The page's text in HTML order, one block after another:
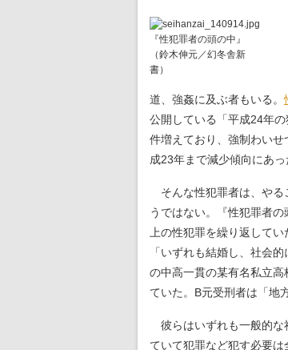
『性犯罪者の頭の中』
（鈴木伸元／幻冬舎新
書）
道、強姦に及ぶ者もいる。
公開している「平成24年
件増えており、強制わい
成23年まで減少傾向にあ
そんな性犯罪者は、やる
うではない。『性犯罪者
上の性犯罪を繰り返して
「いずれも結婚し、社会
の中高一貫の某有名私立
ていた。B元受刑者は「地
彼らはいずれも一般的な
ていて犯罪など犯す必要